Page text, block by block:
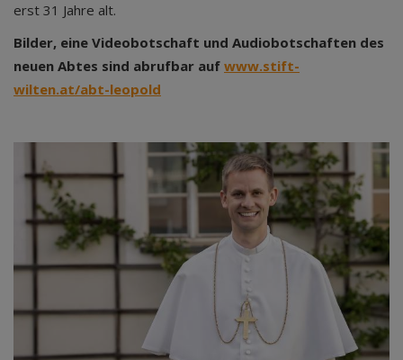
erst 31 Jahre alt.
Bilder, eine Videobotschaft und Audiobotschaften des
neuen Abtes sind abrufbar auf www.stift-
wilten.at/abt-leopold